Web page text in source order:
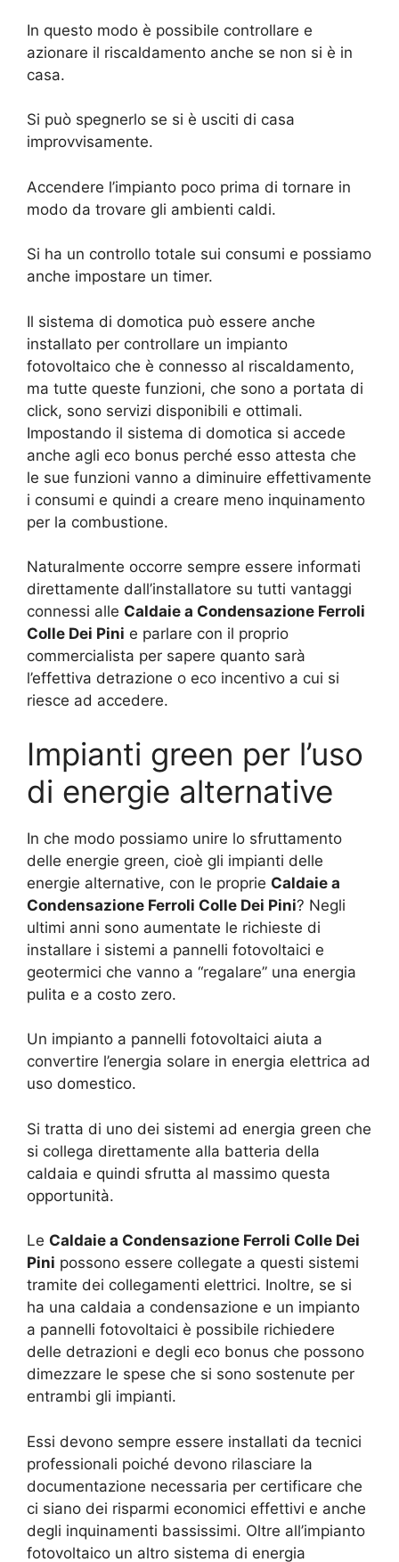
In questo modo è possibile controllare e
azionare il riscaldamento anche se non si è in
casa.
Si può spegnerlo se si è usciti di casa
improvvisamente.
Accendere l’impianto poco prima di tornare in
modo da trovare gli ambienti caldi.
Si ha un controllo totale sui consumi e possiamo
anche impostare un timer.
Il sistema di domotica può essere anche
installato per controllare un impianto
fotovoltaico che è connesso al riscaldamento,
ma tutte queste funzioni, che sono a portata di
click, sono servizi disponibili e ottimali.
Impostando il sistema di domotica si accede
anche agli eco bonus perché esso attesta che
le sue funzioni vanno a diminuire effettivamente
i consumi e quindi a creare meno inquinamento
per la combustione.
Naturalmente occorre sempre essere informati
direttamente dall’installatore su tutti vantaggi
connessi alle Caldaie a Condensazione Ferroli
Colle Dei Pini e parlare con il proprio
commercialista per sapere quanto sarà
l’effettiva detrazione o eco incentivo a cui si
riesce ad accedere.
Impianti green per l’uso
di energie alternative
In che modo possiamo unire lo sfruttamento
delle energie green, cioè gli impianti delle
energie alternative, con le proprie Caldaie a
Condensazione Ferroli Colle Dei Pini? Negli
ultimi anni sono aumentate le richieste di
installare i sistemi a pannelli fotovoltaici e
geotermici che vanno a “regalare” una energia
pulita e a costo zero.
Un impianto a pannelli fotovoltaici aiuta a
convertire l’energia solare in energia elettrica ad
uso domestico.
Si tratta di uno dei sistemi ad energia green che
si collega direttamente alla batteria della
caldaia e quindi sfrutta al massimo questa
opportunità.
Le Caldaie a Condensazione Ferroli Colle Dei
Pini possono essere collegate a questi sistemi
tramite dei collegamenti elettrici. Inoltre, se si
ha una caldaia a condensazione e un impianto
a pannelli fotovoltaici è possibile richiedere
delle detrazioni e degli eco bonus che possono
dimezzare le spese che si sono sostenute per
entrambi gli impianti.
Essi devono sempre essere installati da tecnici
professionali poiché devono rilasciare la
documentazione necessaria per certificare che
ci siano dei risparmi economici effettivi e anche
degli inquinamenti bassissimi. Oltre all’impianto
fotovoltaico un altro sistema di energia